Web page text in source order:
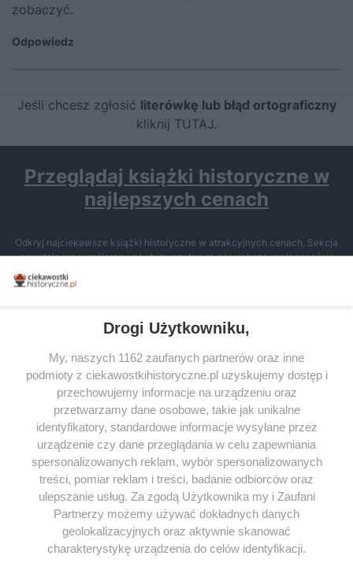
zobaczyć.
Odpowiedz
Jeśli chcesz zgłosić literówkę lub błąd ortograficzny
kliknij TUTAJ.
Przeglądaj książki historyczne w
najlepszych cenach
Odkryj najciekawsze książki historyczne w atrakcyjnych cenach. Sekcja
powstała we współpracy z Lubimyczytac.pl, największą społecznością
miłośników literatury w Polsce – dzięki temu możesz wybierać spośród
tytułów najwyżej ocenianych przez czytelników.
SERWIS
SPOŁECZNOŚĆ
WSPÓŁPRACA
KONTAKT
ODWIEDŹ RÓWNIEŻ:
Drogi Użytkowniku,
My, naszych 1162 zaufanych partnerów oraz inne
podmioty z ciekawostkihistoryczne.pl uzyskujemy dostęp i
przechowujemy informacje na urządzeniu oraz
przetwarzamy dane osobowe, takie jak unikalne
identyfikatory, standardowe informacje wysyłane przez
urządzenie czy dane przeglądania w celu zapewniania
spersonalizowanych reklam, wybór spersonalizowanych
treści, pomiar reklam i treści, badanie odbiorców oraz
ulepszanie usług. Za zgodą Użytkownika my i Zaufani
Partnerzy możemy używać dokładnych danych
geolokalizacyjnych oraz aktywnie skanować
charakterystykę urządzenia do celów identyfikacji.